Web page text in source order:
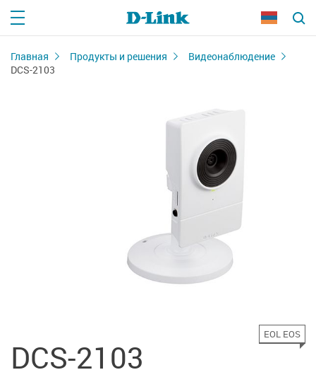
Главная Продукты и решения
Видеонаблюдение
DCS-2103
DCS-2103
EOL EOS